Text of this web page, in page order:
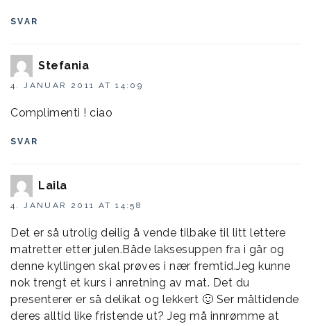
SVAR
Stefania
4. JANUAR 2011 AT 14:09
Complimenti ! ciao
SVAR
Laila
4. JANUAR 2011 AT 14:58
Det er så utrolig deilig å vende tilbake til litt lettere
matretter etter julen.Både laksesuppen fra i går og
denne kyllingen skal prøves i nær fremtid.Jeg kunne
nok trengt et kurs i anretning av mat. Det du
presenterer er så delikat og lekkert 🙂 Ser måltidende
deres alltid like fristende ut? Jeg må innrømme at